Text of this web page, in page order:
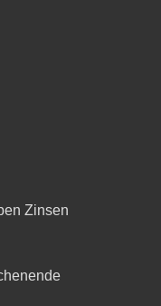
Zinsen